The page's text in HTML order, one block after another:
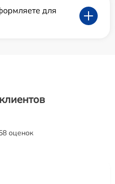
для
оценок